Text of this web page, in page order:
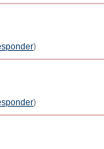
)
)